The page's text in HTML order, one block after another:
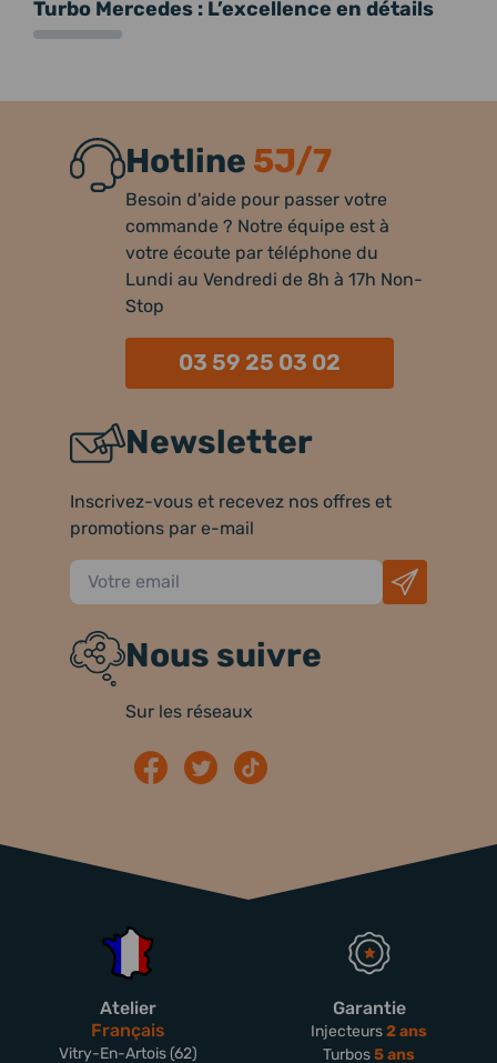
Turbo Mercedes : L’excellence en détails
Hotline 5J/7
Besoin d'aide pour passer votre
commande ? Notre équipe est à
votre écoute par téléphone du
Lundi au Vendredi de 8h à 17h Non-
Stop
03 59 25 03 02
Newsletter
Inscrivez-vous et recevez nos offres et
promotions par e-mail
Nous suivre
Sur les réseaux
Atelier
Français
Vitry-En-Artois (62)
Garantie
Injecteurs2 ans
Turbos5 ans